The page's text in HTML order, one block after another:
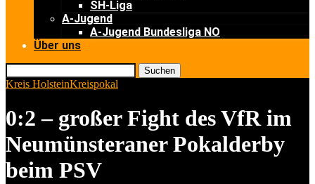
SH-Liga
A-Jugend
A-Jugend Bundesliga NO
Über uns
Suchen
Kreis HolsteinKreispokal
0:2 – großer Fight des VfR im
Neumünsteraner Pokalderby
beim PSV